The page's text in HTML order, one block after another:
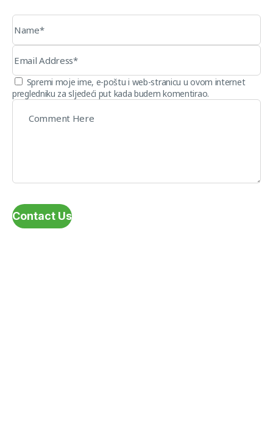
Spremi moje ime, e-poštu i web-stranicu u ovom internet
pregledniku za sljedeći put kada budem komentirao.
Contact Us